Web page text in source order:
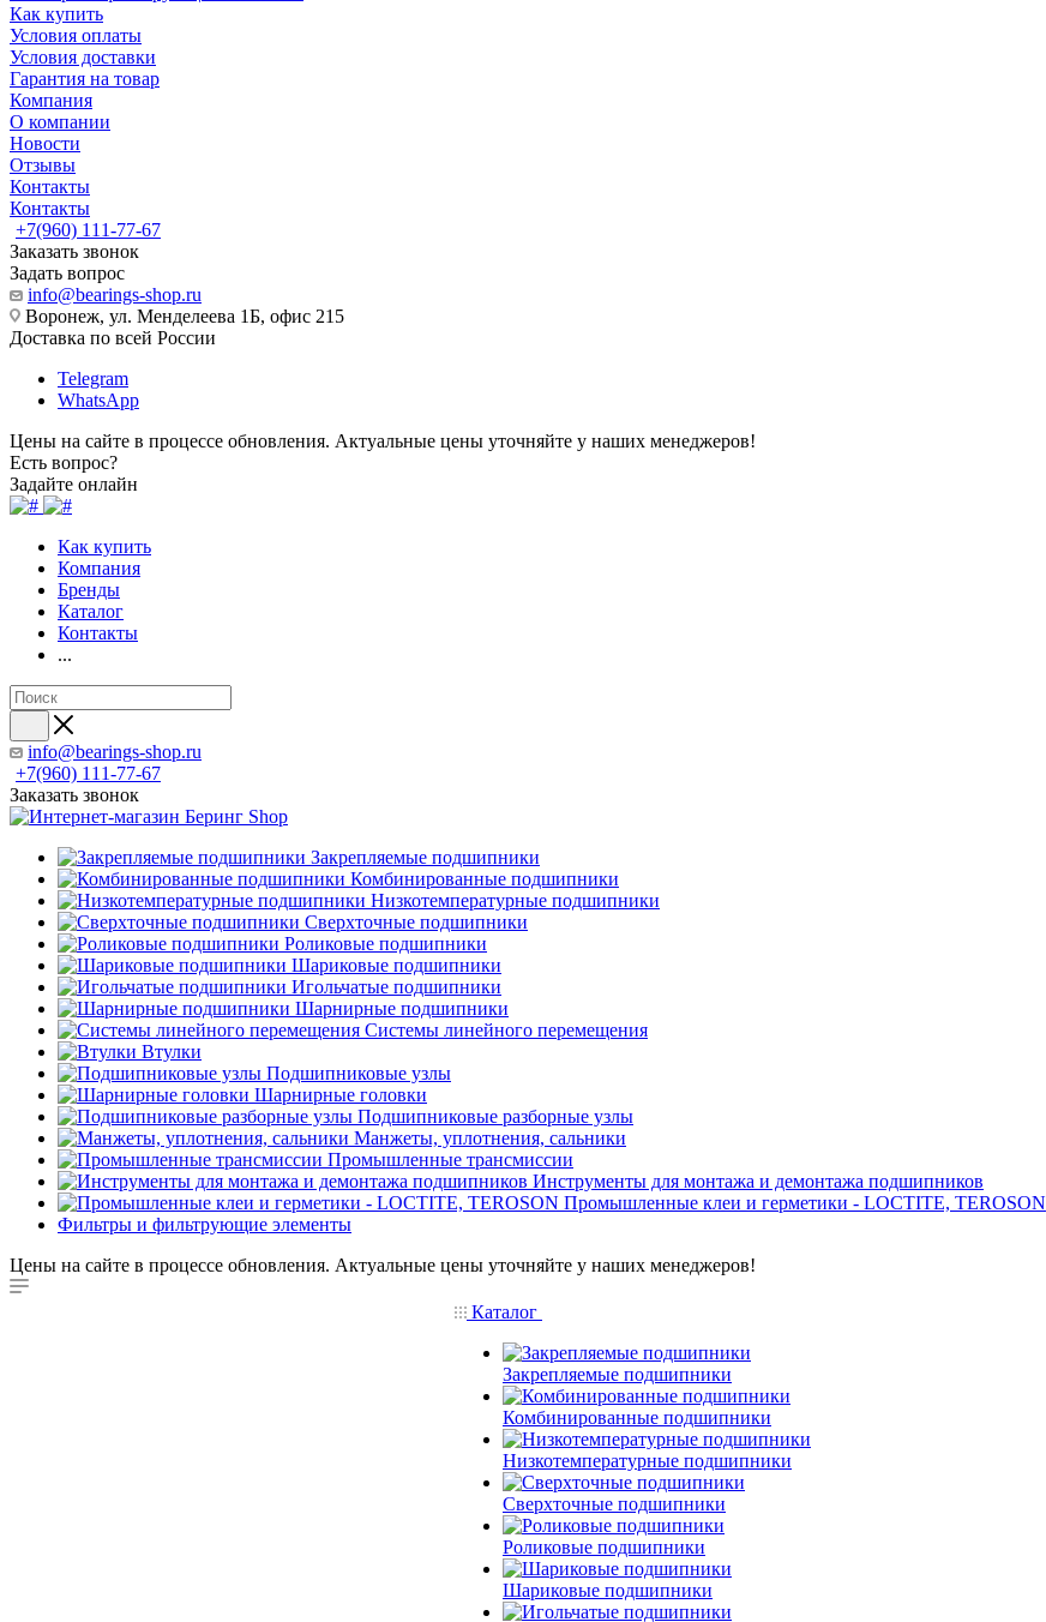
Как купить
Условия оплаты
Условия доставки
Гарантия на товар
Компания
О компании
Новости
Отзывы
Контакты
Контакты
+7(960) 111-77-67
Заказать звонок
Задать вопрос
info@bearings-shop.ru
Воронеж, ул. Менделеева 1Б, офис 215
Доставка по всей России
Telegram
WhatsApp
Цены на сайте в процессе обновления. Актуальные цены уточняйте у наших менеджеров!
Есть вопрос?
Задайте онлайн
Как купить
Компания
Бренды
Каталог
Контакты
...
info@bearings-shop.ru
+7(960) 111-77-67
Заказать звонок
Закрепляемые подшипники
Комбинированные подшипники
Низкотемпературные подшипники
Сверхточные подшипники
Роликовые подшипники
Шариковые подшипники
Игольчатые подшипники
Шарнирные подшипники
Системы линейного перемещения
Втулки
Подшипниковые узлы
Шарнирные головки
Подшипниковые разборные узлы
Манжеты, уплотнения, сальники
Промышленные трансмиссии
Инструменты для монтажа и демонтажа подшипников
Промышленные клеи и герметики - LOCTITE, TEROSON
Фильтры и фильтрующие элементы
Цены на сайте в процессе обновления. Актуальные цены уточняйте у наших менеджеров!
Каталог
Закрепляемые подшипники
Комбинированные подшипники
Низкотемпературные подшипники
Сверхточные подшипники
Роликовые подшипники
Шариковые подшипники